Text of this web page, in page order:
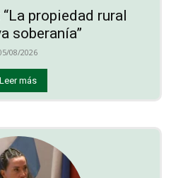
propiedad rural
soberanía”
08/2026
Leer más